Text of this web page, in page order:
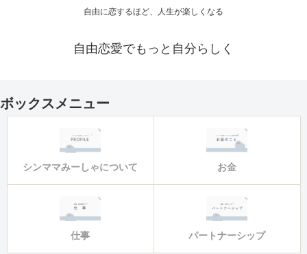
自由に恋するほど、人生が楽しくなる
自由恋愛でもっと自分らしく
ボックスメニュー
シンママみーしゃについて お金
仕事 パートナーシップ